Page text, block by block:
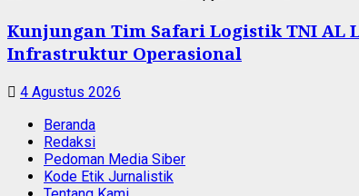
Kunjungan Tim Safari Logistik TNI AL
Infrastruktur Operasional
4 Agustus 2026
Beranda
Redaksi
Pedoman Media Siber
Kode Etik Jurnalistik